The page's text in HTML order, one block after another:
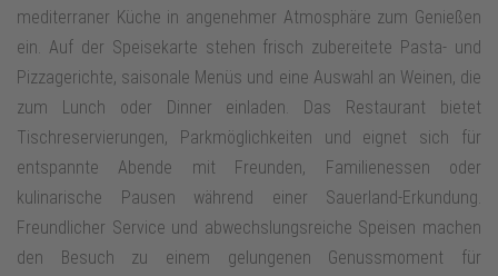
mediterraner Küche in angenehmer Atmosphäre zum Genießen
ein. Auf der Speisekarte stehen frisch zubereitete Pasta‑ und
Pizzagerichte, saisonale Menüs und eine Auswahl an Weinen, die
zum Lunch oder Dinner einladen. Das Restaurant bietet
Tischreservierungen, Parkmöglichkeiten und eignet sich für
entspannte Abende mit Freunden, Familienessen oder
kulinarische Pausen während einer Sauerland‑Erkundung.
Freundlicher Service und abwechslungsreiche Speisen machen
den Besuch zu einem gelungenen Genussmoment für